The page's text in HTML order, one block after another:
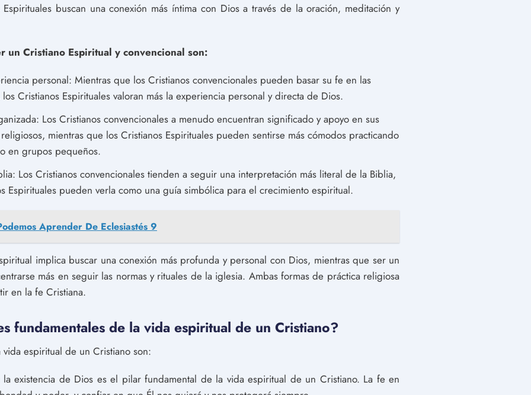
buscan una conexión más íntima con Dios a través de la oración, meditación y
un Cristiano Espiritual y convencional son:
personal: Mientras que los Cristianos convencionales pueden basar su fe en las
Cristianos Espirituales valoran más la experiencia personal y directa de Dios.
Los Cristianos convencionales a menudo encuentran significado y apoyo en sus
mientras que los Cristianos Espirituales pueden sentirse más cómodos practicando
en grupos pequeños.
Los Cristianos convencionales tienden a seguir una interpretación más literal de la Biblia,
Espirituales pueden verla como una guía simbólica para el crecimiento espiritual.
Aprender De Eclesiastés 9
implica buscar una conexión más profunda y personal con Dios, mientras que ser un
más en seguir las normas y rituales de la iglesia. Ambas formas de práctica religiosa
en la fe Cristiana.
fundamentales de la vida espiritual de un Cristiano?
espiritual de un Cristiano son:
existencia de Dios es el pilar fundamental de la vida espiritual de un Cristiano. La fe en